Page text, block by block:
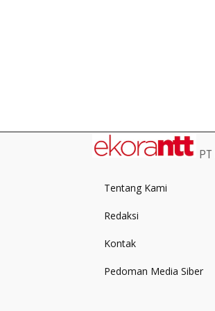
PT
Tentang Kami
Redaksi
Kontak
Pedoman Media Siber